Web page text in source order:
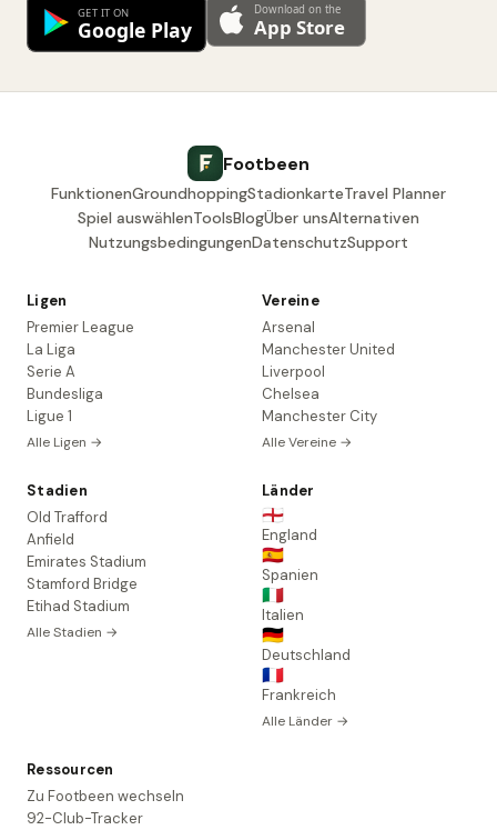
Footbeen
FunktionenGroundhoppingStadionkarteTravel Planner
Spiel auswählenToolsBlogÜber unsAlternativen
NutzungsbedingungenDatenschutzSupport
Ligen
Premier League
La Liga
Serie A
Bundesliga
Ligue 1
Alle Ligen →
Vereine
Arsenal
Manchester United
Liverpool
Chelsea
Manchester City
Alle Vereine →
Stadien
Old Trafford
Anfield
Emirates Stadium
Stamford Bridge
Etihad Stadium
Alle Stadien →
Länder
🏴󠁧󠁢󠁥󠁮󠁧󠁿
England
🇪🇸
Spanien
🇮🇹
Italien
🇩🇪
Deutschland
🇫🇷
Frankreich
Alle Länder →
Ressourcen
Zu Footbeen wechseln
92-Club-Tracker